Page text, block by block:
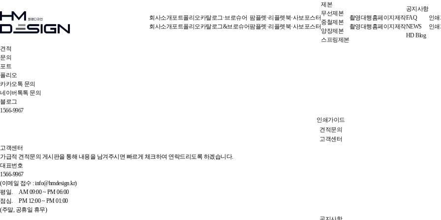
회사소개
회사소개
포트폴리오
포트폴리오
카탈로그·브로슈어
카탈로그&브로슈어
팜플렛·리플렛
팜플렛·리플렛
북·사보
북·사보
포스터
포스터
제본
무선제본
중철제본
양장제본
스프링제본
촬영대행
촬영대행
홈페이지제작
홈페이지제작
공지사항
FAQ
NEWS
HD Blog
인
인
견적
문의
포트
폴리오
카카오톡 문의
네이버톡톡 문의
블로그
1566-9967
인쇄가이드
견적문의
고객센터
고객센터
가급적 견적문의 게시판을 통해 내용을 남겨주시면 빠르게 체크하여 연락드리도록 하겠습니다.
대표번호
1566-9967
(이메일 접수 : info@hmdesign.kr)
평일.
AM 09:00 ~ PM 06:00
점심.
PM 12:00 ~ PM 01:00
(주말, 공휴일 휴무)